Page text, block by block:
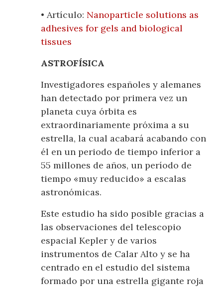
• Artículo: Nanoparticle solutions as
adhesives for gels and biological
tissues
ASTROFÍSICA
Investigadores españoles y alemanes
han detectado por primera vez un
planeta cuya órbita es
extraordinariamente próxima a su
estrella, la cual acabará acabando con
él en un periodo de tiempo inferior a
55 millones de años, un período de
tiempo «muy reducido» a escalas
astronómicas.
Este estudio ha sido posible gracias a
las observaciones del telescopio
espacial Kepler y de varios
instrumentos de Calar Alto y se ha
centrado en el estudio del sistema
formado por una estrella gigante roja